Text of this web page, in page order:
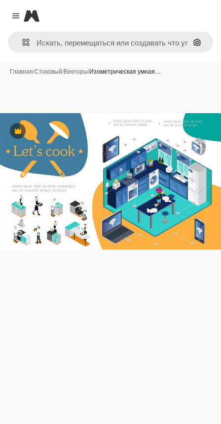
Close menu
Magnific
Поиск
Главная/Стоковый/Векторы/Изометрическая умная…
Премиум